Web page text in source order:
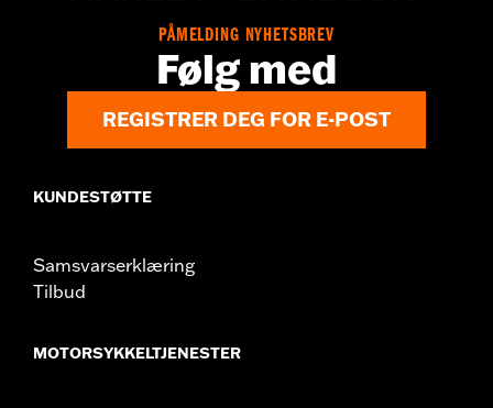
PÅMELDING NYHETSBREV
Følg med
REGISTRER DEG FOR E-POST
KUNDESTØTTE
Samsvarserklæring
Tilbud
MOTORSYKKELTJENESTER